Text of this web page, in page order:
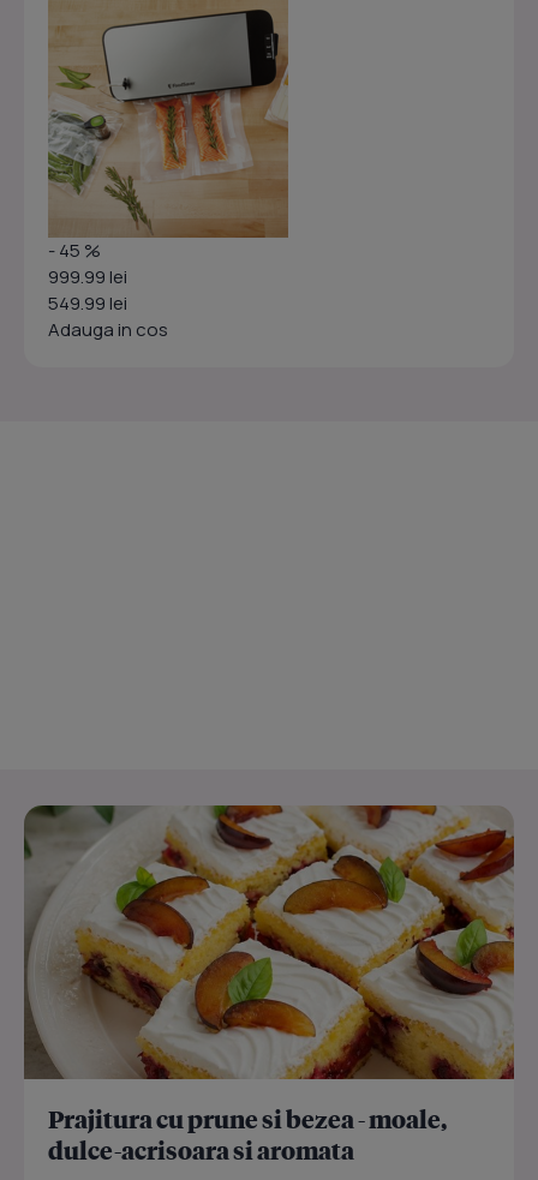
- 45 %
999.99 lei
549.99 lei
Adauga in cos
Prajitura cu prune si bezea - moale,
dulce-acrisoara si aromata